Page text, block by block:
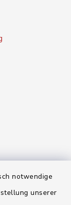
notwendige
unserer